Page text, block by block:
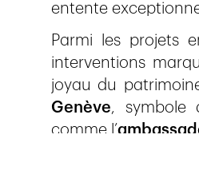
entente
Parmi les projets
interventions
joyau du
Genève, symbole
comme l’
Le bureau